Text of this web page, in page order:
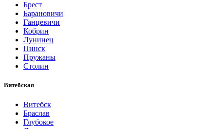
Брест
Барановичи
Ганцевичи
Кобрин
Лунинец
Пинск
Пружаны
Столин
Витебская
Витебск
Браслав
Глубокое